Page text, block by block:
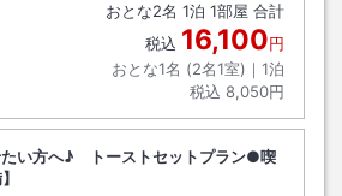
おとな2名 1泊 1部屋 合計
税込 16,100円
おとな1名 (2名1室)｜ 1泊
税込 8,050円
い方へ♪ トーストセットプラン●喫